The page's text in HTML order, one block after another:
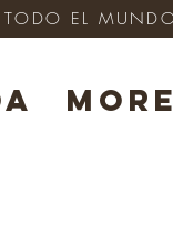
TODO EL